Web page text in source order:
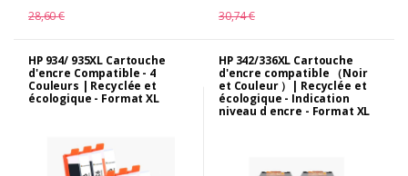
28,60 € 30,74 €
HP 934/ 935XL Cartouche
d'encre Compatible - 4
Couleurs | Recyclée et
écologique - Format XL
HP 342/336XL Cartouche
d'encre compatible （Noir
et Couleur ）| Recyclée et
écologique - Indication
niveau d encre - Format XL